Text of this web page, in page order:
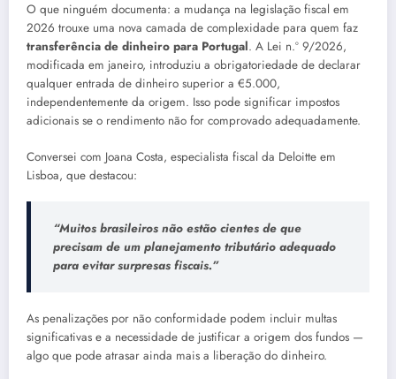
O que ninguém documenta: a mudança na legislação fiscal em
2026 trouxe uma nova camada de complexidade para quem faz
transferência de dinheiro para Portugal. A Lei n.º 9/2026,
modificada em janeiro, introduziu a obrigatoriedade de declarar
qualquer entrada de dinheiro superior a €5.000,
independentemente da origem. Isso pode significar impostos
adicionais se o rendimento não for comprovado adequadamente.
Conversei com Joana Costa, especialista fiscal da Deloitte em
Lisboa, que destacou:
“Muitos brasileiros não estão cientes de que
precisam de um planejamento tributário adequado
para evitar surpresas fiscais.”
As penalizações por não conformidade podem incluir multas
significativas e a necessidade de justificar a origem dos fundos —
algo que pode atrasar ainda mais a liberação do dinheiro.